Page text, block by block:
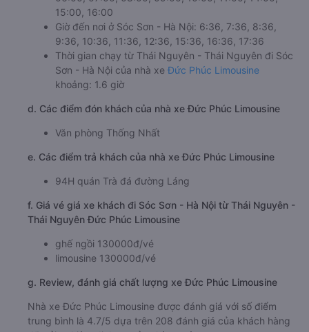
15:00, 16:00
Giờ đến nơi ở Sóc Sơn - Hà Nội: 6:36, 7:36, 8:36,
9:36, 10:36, 11:36, 12:36, 15:36, 16:36, 17:36
Thời gian chạy từ Thái Nguyên - Thái Nguyên đi Sóc
Sơn - Hà Nội của nhà xe Đức Phúc Limousine
khoảng: 1.6 giờ
d. Các điểm đón khách của nhà xe Đức Phúc Limousine
Văn phòng Thống Nhất
e. Các điểm trả khách của nhà xe Đức Phúc Limousine
94H quán Trà đá đường Láng
f. Giá vé giá xe khách đi Sóc Sơn - Hà Nội từ Thái Nguyên -
Thái Nguyên Đức Phúc Limousine
ghế ngồi 130000đ/vé
limousine 130000đ/vé
g. Review, đánh giá chất lượng xe Đức Phúc Limousine
Nhà xe Đức Phúc Limousine được đánh giá với số điểm
trung bình là 4.7/5 dựa trên 208 đánh giá của khách hàng